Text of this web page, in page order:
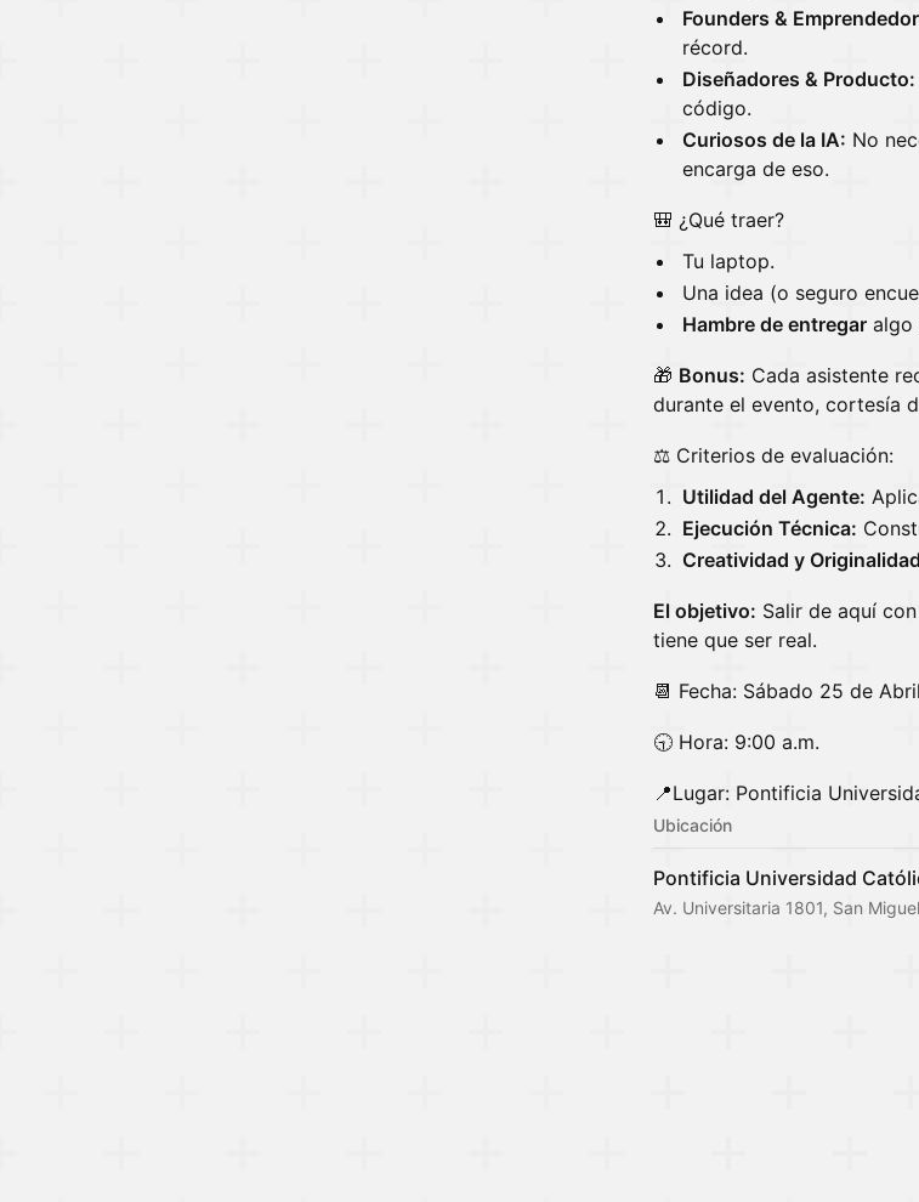
Founders &
récord.
Diseñadores & Producto:
código.
Curiosos de la IA: No
encarga de eso.
🎒 ¿Qué traer?
Tu laptop.
Una idea (o seguro
Hambre de entregar algo
🎁 Bonus: Cada asistente
durante el evento, cortesía
⚖️ Criterios de evaluación:
Utilidad del Agente:
Ejecución Técnica:
Creatividad y
El objetivo: Salir de aquí
tiene que ser real.
📆 Fecha: Sábado 25 de Abril
🕤 Hora: 9:00 a.m.
📍Lugar: Pontificia
Ubicación
Pontificia Universidad
Av. Universitaria 1801, San